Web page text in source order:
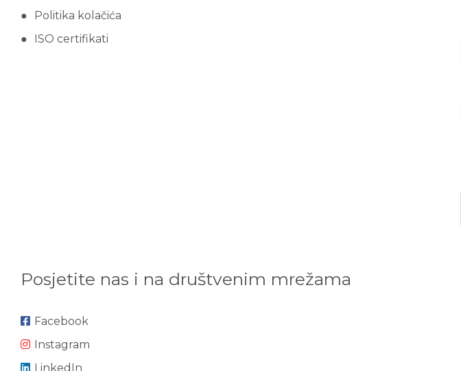
Politika kolačića
ISO certifikati
Posjetite nas i na društvenim mrežama
Facebook
Instagram
LinkedIn